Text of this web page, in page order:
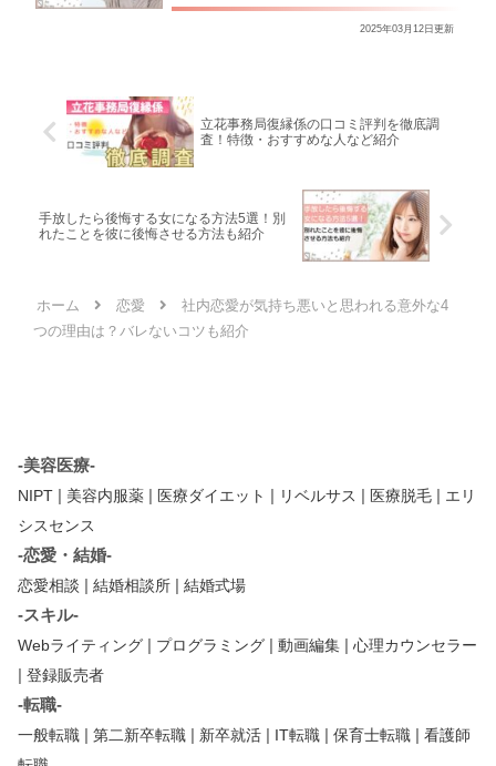
2025年03月12日更新
立花事務局復縁係の口コミ評判を徹底調
査！特徴・おすすめな人など紹介
手放したら後悔する女になる方法5選！別
れたことを彼に後悔させる方法も紹介
ホーム 恋愛
社内恋愛が気持ち悪いと思われる意外な4
つの理由は？バレないコツも紹介
-美容医療-
NIPT | 美容内服薬 | 医療ダイエット | リベルサス | 医療脱毛 | エリ
シスセンス
-恋愛・結婚-
恋愛相談 | 結婚相談所 | 結婚式場
-スキル-
Webライティング | プログラミング | 動画編集 | 心理カウンセラー
| 登録販売者
-転職-
一般転職 | 第二新卒転職 | 新卒就活 | IT転職 | 保育士転職 | 看護師